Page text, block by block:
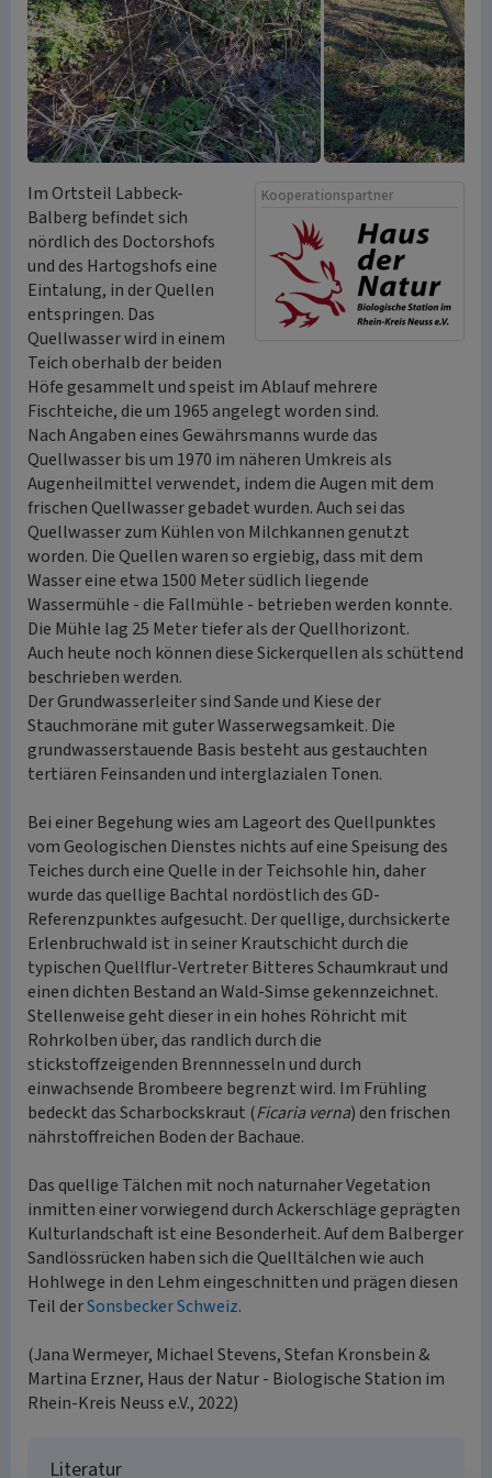
Kooperationspartner
Im Ortsteil Labbeck-
Balberg befindet sich
nördlich des Doctorshofs
und des Hartogshofs eine
Eintalung, in der Quellen
entspringen. Das
Quellwasser wird in einem
Teich oberhalb der beiden
Höfe gesammelt und speist im Ablauf mehrere
Fischteiche, die um 1965 angelegt worden sind.
Nach Angaben eines Gewährsmanns wurde das
Quellwasser bis um 1970 im näheren Umkreis als
Augenheilmittel verwendet, indem die Augen mit dem
frischen Quellwasser gebadet wurden. Auch sei das
Quellwasser zum Kühlen von Milchkannen genutzt
worden. Die Quellen waren so ergiebig, dass mit dem
Wasser eine etwa 1500 Meter südlich liegende
Wassermühle - die Fallmühle - betrieben werden konnte.
Die Mühle lag 25 Meter tiefer als der Quellhorizont.
Auch heute noch können diese Sickerquellen als schüttend
beschrieben werden.
Der Grundwasserleiter sind Sande und Kiese der
Stauchmoräne mit guter Wasserwegsamkeit. Die
grundwasserstauende Basis besteht aus gestauchten
tertiären Feinsanden und interglazialen Tonen.
Bei einer Begehung wies am Lageort des Quellpunktes
vom Geologischen Dienstes nichts auf eine Speisung des
Teiches durch eine Quelle in der Teichsohle hin, daher
wurde das quellige Bachtal nordöstlich des GD-
Referenzpunktes aufgesucht. Der quellige, durchsickerte
Erlenbruchwald ist in seiner Krautschicht durch die
typischen Quellflur-Vertreter Bitteres Schaumkraut und
einen dichten Bestand an Wald-Simse gekennzeichnet.
Stellenweise geht dieser in ein hohes Röhricht mit
Rohrkolben über, das randlich durch die
stickstoffzeigenden Brennnesseln und durch
einwachsende Brombeere begrenzt wird. Im Frühling
bedeckt das Scharbockskraut (Ficaria verna) den frischen
nährstoffreichen Boden der Bachaue.
Das quellige Tälchen mit noch naturnaher Vegetation
inmitten einer vorwiegend durch Ackerschläge geprägten
Kulturlandschaft ist eine Besonderheit. Auf dem Balberger
Sandlössrücken haben sich die Quelltälchen wie auch
Hohlwege in den Lehm eingeschnitten und prägen diesen
Teil derSonsbecker Schweiz.
(Jana Wermeyer, Michael Stevens, Stefan Kronsbein &
Martina Erzner, Haus der Natur - Biologische Station im
Rhein-Kreis Neuss e.V., 2022)
Literatur